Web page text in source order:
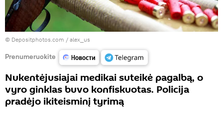
© Depositphotos.com / alex_us
Prenumeruokite
Nukentėjusiajai medikai suteikė pagalbą, o
vyro ginklas buvo konfiskuotas. Policija
pradėjo ikiteisminį tyrimą